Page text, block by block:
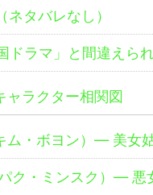
ネタバレなし）
ドラマ」と間違えら
ャラクター相関図
ム・ボヨン）― 美女
ク・ミンスク）― 悪